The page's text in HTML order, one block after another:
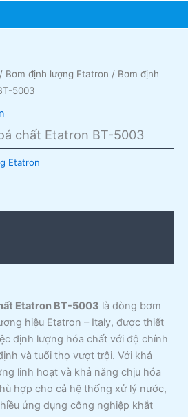
/ Bơm định lượng Etatron / Bơm định
5003
chất Etatron BT-5003
Etatron
Etatron BT-5003 là dòng bơm
hiệu Etatron – Italy, được thiết
định lượng hóa chất với độ chính
và tuổi thọ vượt trội. Với khả
linh hoạt và khả năng chịu hóa
hợp cho cả hệ thống xử lý nước,
ứng dụng công nghiệp khắt